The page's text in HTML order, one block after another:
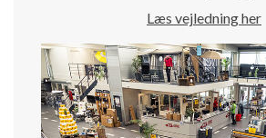
Læs vejledning her